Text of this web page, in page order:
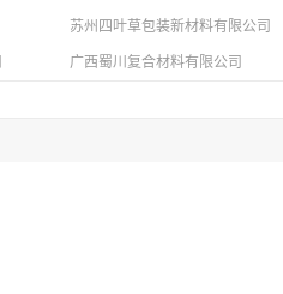
苏州四叶草包装新材料有限公司
广西蜀川复合材料有限公司